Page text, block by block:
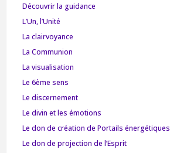
Découvrir la guidance
L’Un, l’Unité
La clairvoyance
La Communion
La visualisation
Le 6ème sens
Le discernement
Le divin et les émotions
Le don de création de Portails énergétiques
Le don de projection de l’Esprit